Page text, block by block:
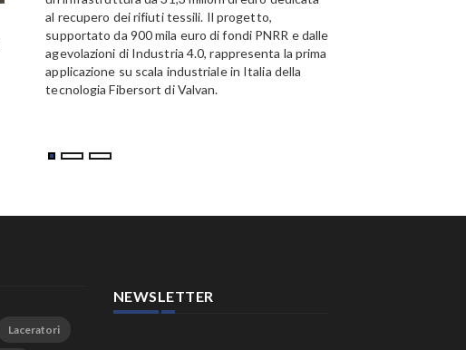
L’Intelligenza Artificiale al
servizio del riciclo: a Catania
un polo tecnologico per il
riciclo della carta
24 Luglio 2026
L'Hub Tessile di Prato: il
primo impianto industriale
al recupero dei rifiuti tessili. Il progetto,
supportato da 900 mila euro di fondi PNRR e dalle
agevolazioni di Industria 4.0, rappresenta la prima
applicazione su scala industriale in Italia della
tecnologia Fibersort di Valvan.
Laceratori
NEWSLETTER